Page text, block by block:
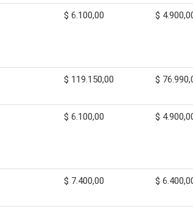
$ 6.100,00 $
$ 119.150,00 $
$ 6.100,00 $
$ 7.400,00 $